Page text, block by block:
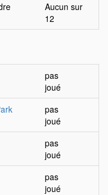
Aucun sur
12
pas
joué
pas
joué
pas
joué
pas
joué